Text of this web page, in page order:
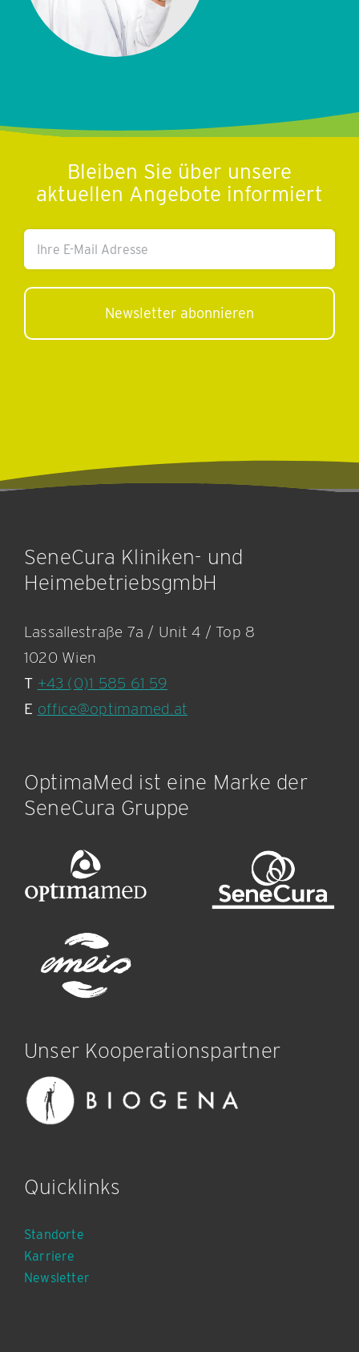
Bleiben Sie über unsere
aktuellen Angebote informiert
SeneCura Kliniken- und
HeimebetriebsgmbH
Lassallestraße 7a / Unit 4 / Top 8
1020 Wien
T +43 (0)1 585 61 59
E office@optimamed.at
OptimaMed ist eine Marke der
SeneCura Gruppe
Unser Kooperationspartner
Quicklinks
Standorte
Karriere
Newsletter